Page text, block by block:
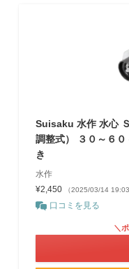
Suisaku 水作 水心
調整式） ３０～６
き
水作
¥2,450
（2025/03/14
口コミを見る
＼